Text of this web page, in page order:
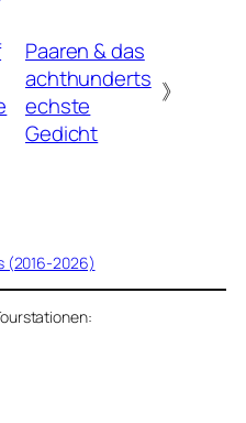
Paaren & das
achthunderts
echste
Gedicht
》
(2016-2026)